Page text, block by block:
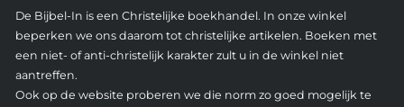
De Bijbel-In is een Christelijke boekhandel. In onze winkel
beperken we ons daarom tot christelijke artikelen. Boeken met
een niet- of anti-christelijk karakter zult u in de winkel niet
aantreffen.
Ook op de website proberen we die norm zo goed mogelijk te